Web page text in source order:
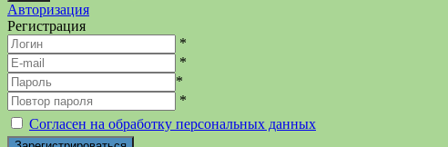
Авторизация
Регистрация
*
*
*
*
Согласен на обработку персональных данных